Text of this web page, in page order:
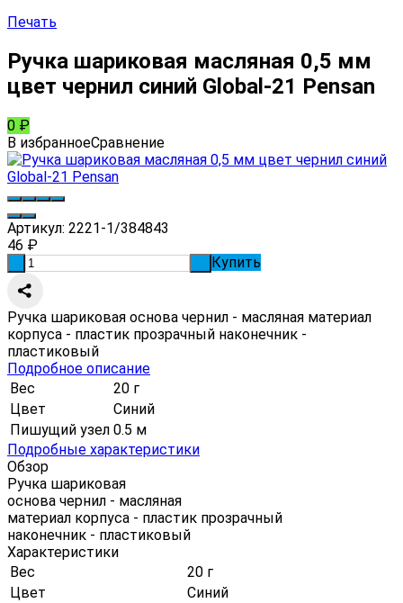
Печать
Ручка шариковая масляная 0,5 мм
цвет чернил синий Global-21 Pensan
0 ₽
В избранноеСравнение
Артикул: 2221-1/384843
46 ₽
Купить
Ручка шариковая основа чернил - масляная материал
корпуса - пластик прозрачный наконечник -
пластиковый
Подробное описание
Вес
20 г
Цвет
Синий
Пишущий узел 0.5 м
Подробные характеристики
Обзор
Ручка шариковая
основа чернил - масляная
материал корпуса - пластик прозрачный
наконечник - пластиковый
Характеристики
Вес
20 г
Цвет
Синий